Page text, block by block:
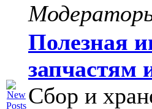
Полезная
запчастям
Сбор и